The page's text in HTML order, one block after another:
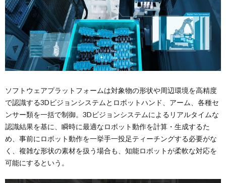
ソフトウェアプラットフォームは対象物の形状や周辺環境を高精度
で認識する3Dビジョンシステムとロボットハンド、アーム、各種セ
ンサー類を一括で制御。3Dビジョンシステムによるリアルタイムな
認識結果を基に、瞬時に最適なロボット動作を計算・生成するた
め、事前にロボット動作を一挙手一投足ティーチングする必要がな
く、複雑な形状の素材を扱う場合も、知能ロボットが柔軟な対応を
可能にするという。